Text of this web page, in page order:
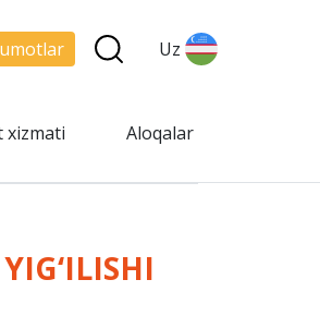
Uz
xizmati Aloqalar